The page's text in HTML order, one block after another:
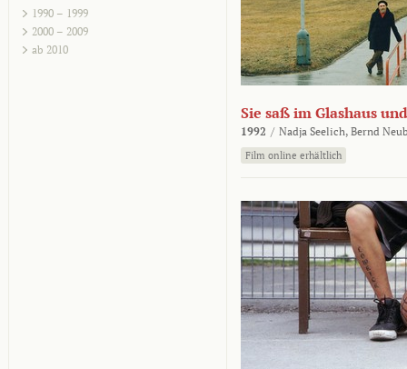
1990 – 1999
2000 – 2009
ab 2010
Sie saß im Glashaus
1992 / Nadja Seelich, Bernd
Film online erhältlich